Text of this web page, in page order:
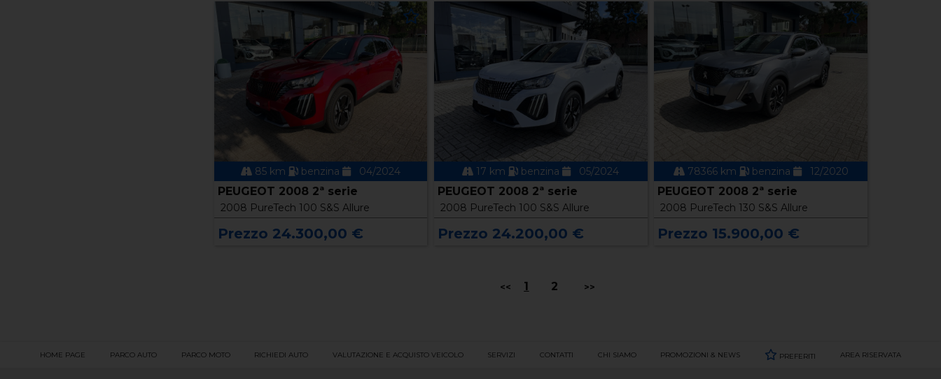
85 km benzina 04/2024
PEUGEOT 2008 2ª serie
2008 PureTech 100 S&S Allure
Prezzo 24.300,00 €
17 km benzina 05/2024
PEUGEOT 2008 2ª serie
2008 PureTech 100 S&S Allure
Prezzo 24.200,00 €
78366 km benzina 12/2020
PEUGEOT 2008 2ª serie
2008 PureTech 130 S&S Allure
Prezzo 15.900,00 €
<< 1 2 >>
HOME PAGE PARCO AUTO PARCO MOTO RICHIEDI AUTO VALUTAZIONE E ACQUISTO VEICOLO SERVIZI CONTATTI CHI SIAMO PROMOZIONI & NEWS PREFERITI AREA RISERVATA